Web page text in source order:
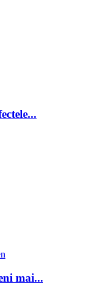
mai...